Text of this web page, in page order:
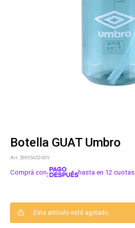
Botella GUAT Umbro
20095432-00V
Comprá con hasta en 12 cuotas
Este artículo está agotado.